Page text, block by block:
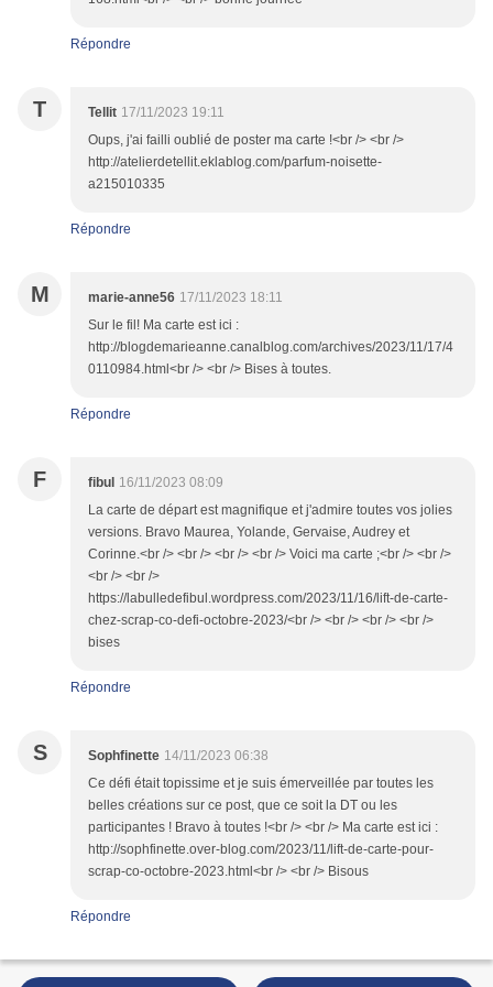
Répondre
T Tellit 17/11/2023 19:11
Oups, j'ai failli oublié de poster ma carte !<br /> <br />
http://atelierdetellit.eklablog.com/parfum-noisette-
a215010335
Répondre
M marie-anne56 17/11/2023 18:11
Sur le fil! Ma carte est ici :
http://blogdemarieanne.canalblog.com/archives/2023/11/17/4
0110984.html<br /> <br /> Bises à toutes.
Répondre
F fibul 16/11/2023 08:09
La carte de départ est magnifique et j'admire toutes vos jolies
versions. Bravo Maurea, Yolande, Gervaise, Audrey et
Corinne.<br /> <br /> <br /> <br /> Voici ma carte ;<br /> <br />
<br /> <br />
https://labulledefibul.wordpress.com/2023/11/16/lift-de-carte-
chez-scrap-co-defi-octobre-2023/<br /> <br /> <br /> <br />
bises
Répondre
S Sophfinette 14/11/2023 06:38
Ce défi était topissime et je suis émerveillée par toutes les
belles créations sur ce post, que ce soit la DT ou les
participantes ! Bravo à toutes !<br /> <br /> Ma carte est ici :
http://sophfinette.over-blog.com/2023/11/lift-de-carte-pour-
scrap-co-octobre-2023.html<br /> <br /> Bisous
Répondre